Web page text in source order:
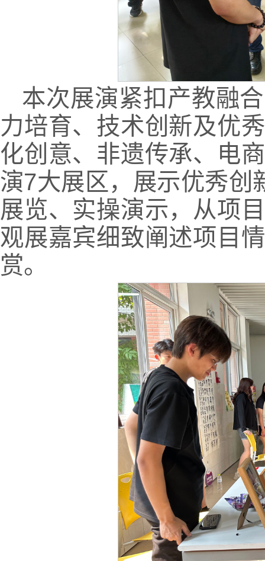
本次展演紧扣产教融
力培育、技术创新及优
化创意、非遗传承、电
演7大展区，展示优秀创
展览、实操演示，从项
观展嘉宾细致阐述项目
赏。